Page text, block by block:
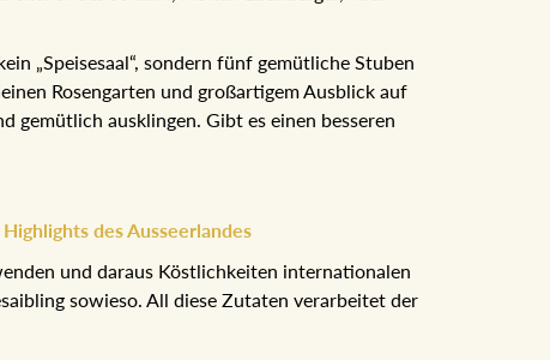
„Speisesaal“, sondern fünf gemütliche Stuben
Rosengarten und großartigem Ausblick auf
gemütlich ausklingen. Gibt es einen besseren
des Ausseerlandes
und daraus Köstlichkeiten internationalen
sowieso. All diese Zutaten verarbeitet der